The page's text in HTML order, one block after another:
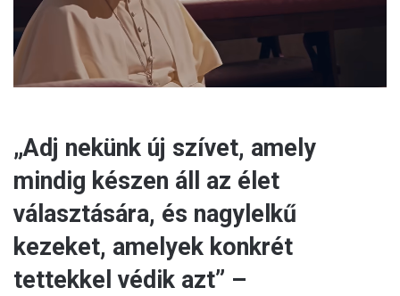
„Adj nekünk új szívet, amely
mindig készen áll az élet
választására, és nagylelkű
kezeket, amelyek konkrét
tettekkel védik azt” –